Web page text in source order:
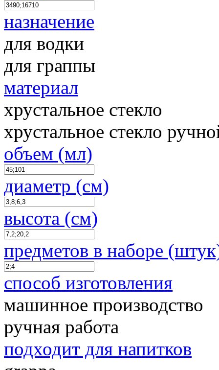
назначение
для водки
для граппы
материал
хрустальное стекло
хрустальное стекло
объем (мл)
диаметр (см)
высота (см)
предметов в наборе
способ изготовления
машинное производство
ручная работа
подходит для напитков